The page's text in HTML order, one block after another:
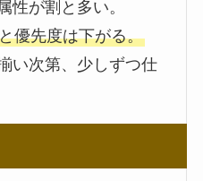
性が割と多い。
優先度は下がる。
い次第、少しずつ仕